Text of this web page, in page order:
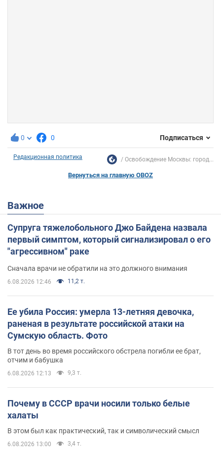
0 0 Подписаться
Редакционная политика Освобождение Москвы: город...
Вернуться на главную OBOZ
Важное
Супруга тяжелобольного Джо Байдена назвала
первый симптом, который сигнализировал о его
"агрессивном" раке
Сначала врачи не обратили на это должного внимания
6.08.2026 12:46 11,2 т.
Ее убила Россия: умерла 13-летняя девочка,
раненая в результате российской атаки на
Сумскую область. Фото
В тот день во время российского обстрела погибли ее брат,
отчим и бабушка
6.08.2026 12:13 9,3 т.
Почему в СССР врачи носили только белые
халаты
В этом был как практический, так и символический смысл
6.08.2026 13:00 3,4 т.